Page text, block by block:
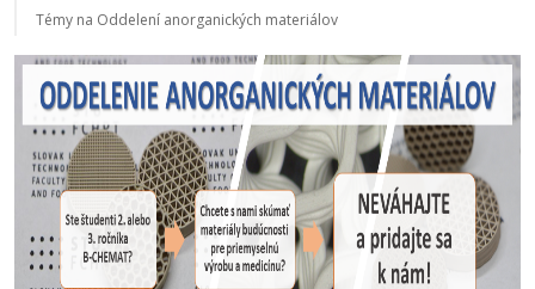
Témy na Oddelení anorganických materiálov